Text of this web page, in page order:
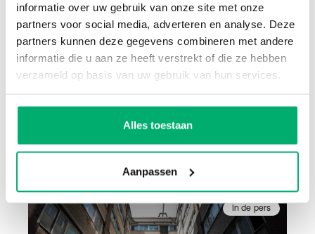
informatie over uw gebruik van onze site met onze
partners voor social media, adverteren en analyse. Deze
partners kunnen deze gegevens combineren met andere
informatie die u aan ze heeft verstrekt of die ze hebben
verzameld op basis van uw gebruik van hun services.
Alles toestaan
Aanpassen
Nieuws
BLOK op Dutch Design Week 2026
Design Week in Eindhoven.
In de pers